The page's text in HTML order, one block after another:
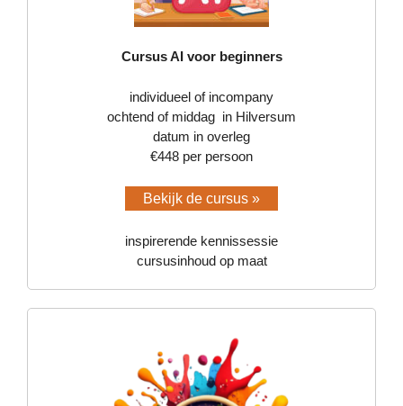
Cursus AI voor beginners
individueel of incompany
ochtend of middag in Hilversum
datum in overleg
€448 per persoon
Bekijk de cursus »
inspirerende kennissessie
cursusinhoud op maat